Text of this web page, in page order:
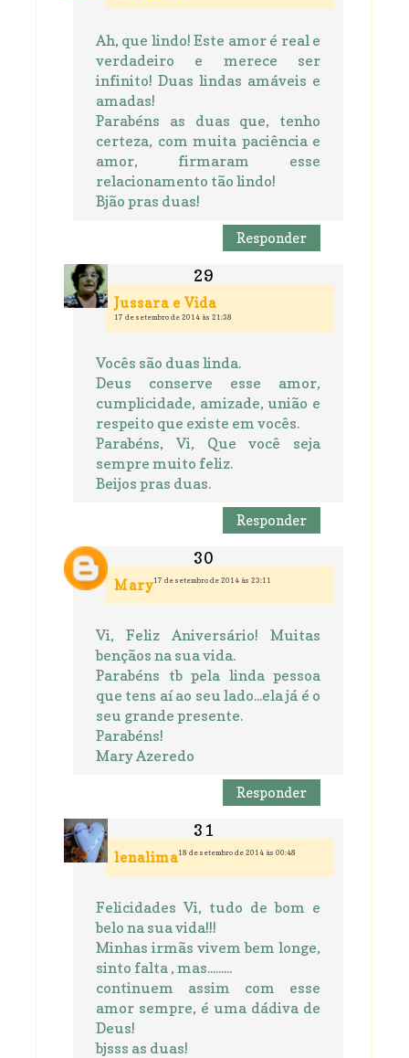
Ah, que lindo! Este amor é real e
verdadeiro e merece ser
infinito! Duas lindas amáveis e
amadas!
Parabéns as duas que, tenho
certeza, com muita paciência e
amor, firmaram esse
relacionamento tão lindo!
Bjão pras duas!
Responder
Jussara e Vida
17 de setembro de 2014 às 21:38
Vocês são duas linda.
Deus conserve esse amor,
cumplicidade, amizade, união e
respeito que existe em vocês.
Parabéns, Vi, Que você seja
sempre muito feliz.
Beijos pras duas.
Responder
Mary17 de setembro de 2014 às 23:11
Vi, Feliz Aniversário! Muitas
bençãos na sua vida.
Parabéns tb pela linda pessoa
que tens aí ao seu lado...ela já é o
seu grande presente.
Parabéns!
Mary Azeredo
Responder
lenalima18 de setembro de 2014 às 00:48
Felicidades Vi, tudo de bom e
belo na sua vida!!!
Minhas irmãs vivem bem longe,
sinto falta , mas.........
continuem assim com esse
amor sempre, é uma dádiva de
Deus!
bjsss as duas!